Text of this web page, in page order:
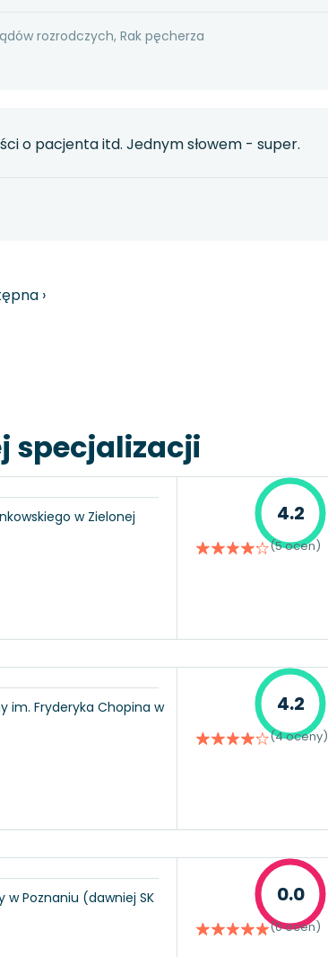
rozrodczych, Rak pęcherza
o pacjenta itd. Jednym słowem - super.
›
specjalizacji
w Zielonej
4.2
(5 ocen)
im. Fryderyka Chopina w
4.2
(4 oceny)
w Poznaniu (dawniej SK
0.0
(0 ocen)